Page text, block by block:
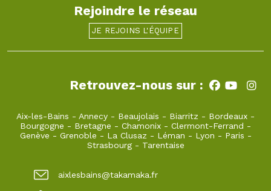
Rejoindre le réseau
JE REJOINS L'ÉQUIPE
Retrouvez-nous sur :
Aix-les-Bains - Annecy - Beaujolais - Biarritz - Bordeaux -
Bourgogne - Bretagne - Chamonix - Clermont-Ferrand -
Genève - Grenoble - La Clusaz - Léman - Lyon - Paris -
Strasbourg- Tarentaise
aixlesbains@takamaka.fr